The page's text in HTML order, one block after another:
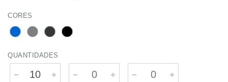
CORES
QUANTIDADES